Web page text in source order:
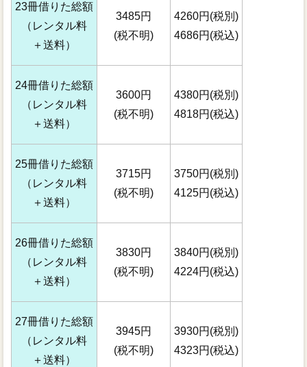
23冊借りた総額
（レンタル料
＋送料）
3485円
(税不明)
4260円(税別)
4686円(税込)
24冊借りた総額
（レンタル料
＋送料）
3600円
(税不明)
4380円(税別)
4818円(税込)
25冊借りた総額
（レンタル料
＋送料）
3715円
(税不明)
3750円(税別)
4125円(税込)
26冊借りた総額
（レンタル料
＋送料）
3830円
(税不明)
3840円(税別)
4224円(税込)
27冊借りた総額
（レンタル料
＋送料）
3945円
(税不明)
3930円(税別)
4323円(税込)